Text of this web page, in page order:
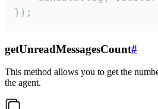
});
getUnreadMessagesCount#
This method allows you to get the
the agent.